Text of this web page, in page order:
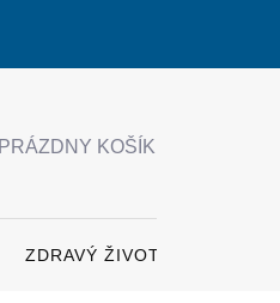
NÁKUPNÝ
PRÁZDNY KOŠÍK
ZDRAVÝ ŽIVOTNÝ ŠTÝL